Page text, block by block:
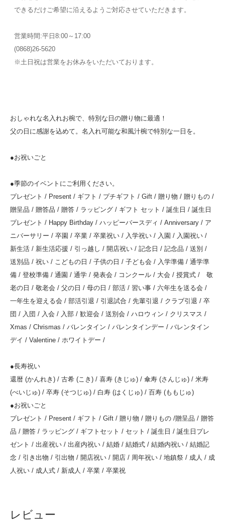
できるだけご希望に沿えるようご対応させていただきます。
営業時間:平日8:00～17:00
(0868)26-5620
※土日祝は営業をお休みをいただいております。
おしゃれな名入れお椀で、特別な日の贈り物に最適！
父の日に感謝を込めて。名入れ可能な和風汁椀で特別な一日を。
●お祝いごと
●季節のイベントにご利用ください。
プレゼント / Present / ギフト / プチギフト / Gift / 贈り物 / 贈りもの /
贈呈品 / 贈答品 / 贈答 / ラッピング / ギフト セット / 誕生日 / 誕生日
プレゼント / Happy Birthday / ハッピーバースディ / Anniversary / ア
ニバーサリー / 卒園 / 卒業 / 卒業祝い / 入学祝い / 入園 / 入園祝い /
新生活 / 新生活応援 / 引っ越し / 開店祝い / 記念日 / 記念品 / 送別 /
送別品 / 祝い / こどもの日 / 子供の日 / 子ども会 / 入学準備 / 通学準
備 / 登校準備 / 通園 / 通学 / 発表会 / コンクール / 大会 / 授賞式 / 敬
老の日 / 敬老会 / 父の日 / 母の日 / 部活 / 習い事 / 六年生を送る会 /
一年生を迎える会 / 部活引退 / 引退試合 / 先輩引退 / クラブ引退 / 卒
団 / 入団 / 入会 / 入部 / 歓迎会 / 送別会 / ハロウィン / クリスマス /
Xmas / Chrismas / バレンタイン / バレンタインデー / バレンタイン
デイ / Valentine / ホワイトデー /
●長寿祝い
還暦 (かんれき) / 古希 (こき) / 喜寿 (きじゅ) / 傘寿 (さんじゅ) / 米寿
(べいじゅ) / 卒寿 (そつじゅ) / 白寿 (はくじゅ) / 百寿 (ももじゅ)
●お祝いごと
プレゼント / Present / ギフト / Gift / 贈り物 / 贈りもの /贈呈品 / 贈答
品 / 贈答 / ラッピング / ギフトセット / セット / 誕生日 / 誕生日プレ
ゼント / 出産祝い / 出産内祝い / 結婚 / 結婚式 / 結婚内祝い / 結婚記
念 / 引き出物 / 引出物 / 開店祝い / 開店 / 周年祝い / 地鎮祭 / 成人 / 成
人祝い / 成人式 / 新成人 / 卒業 / 卒業祝
レビュー